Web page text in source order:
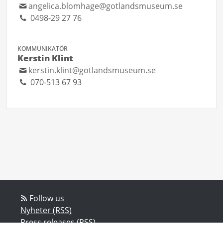
angelica.blomhage@gotlandsmuseum.se
0498-29 27 76
KOMMUNIKATÖR
Kerstin Klint
kerstin.klint@gotlandsmuseum.se
070-513 67 93
Follow us
Nyheter (RSS)
Press releases (RSS)